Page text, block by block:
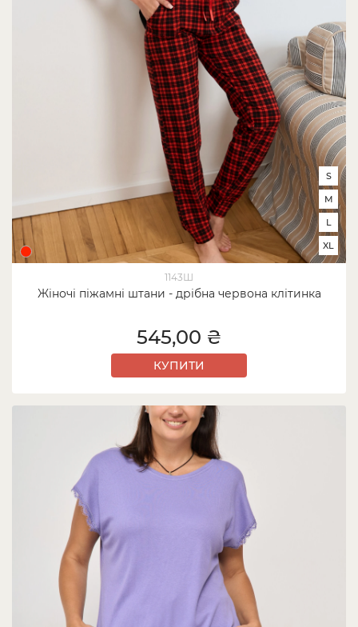
1143Ш
Жіночі піжамні штани - дрібна червона клітинка
S
M
L
XL
545,00 ₴
КУПИТИ